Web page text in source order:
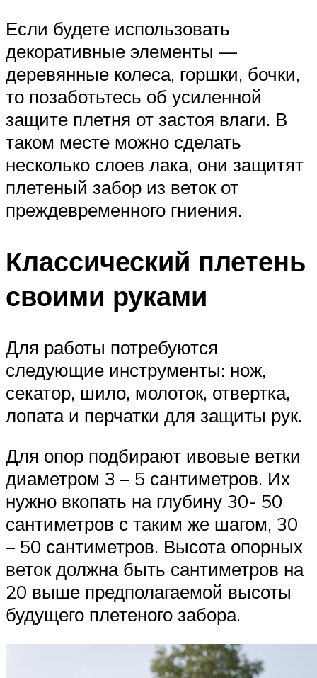
Если будете использовать
декоративные элементы —
деревянные колеса, горшки, бочки,
то позаботьтесь об усиленной
защите плетня от застоя влаги. В
таком месте можно сделать
несколько слоев лака, они защитят
плетеный забор из веток от
преждевременного гниения.
Классический плетень
своими руками
Для работы потребуются
следующие инструменты: нож,
секатор, шило, молоток, отвертка,
лопата и перчатки для защиты рук.
Для опор подбирают ивовые ветки
диаметром 3 – 5 сантиметров. Их
нужно вкопать на глубину 30- 50
сантиметров с таким же шагом, 30
– 50 сантиметров. Высота опорных
веток должна быть сантиметров на
20 выше предполагаемой высоты
будущего плетеного забора.